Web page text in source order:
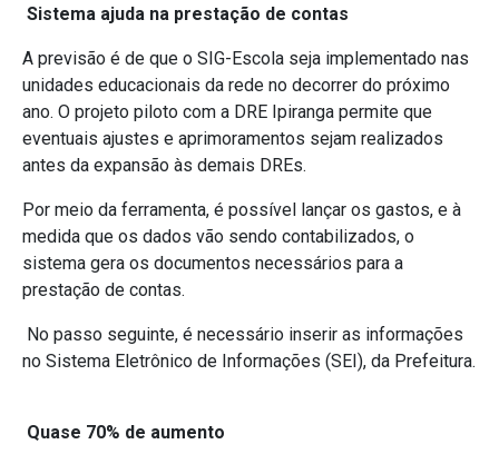
Sistema ajuda na prestação de contas
A previsão é de que o SIG-Escola seja implementado nas
unidades educacionais da rede no decorrer do próximo
ano. O projeto piloto com a DRE Ipiranga permite que
eventuais ajustes e aprimoramentos sejam realizados
antes da expansão às demais DREs.
Por meio da ferramenta, é possível lançar os gastos, e à
medida que os dados vão sendo contabilizados, o
sistema gera os documentos necessários para a
prestação de contas.
No passo seguinte, é necessário inserir as informações
no Sistema Eletrônico de Informações (SEI), da Prefeitura.
Quase 70% de aumento